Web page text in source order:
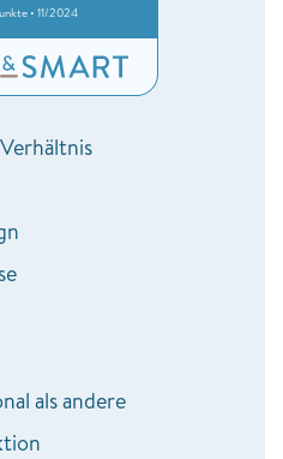
• 11/2024
als andere